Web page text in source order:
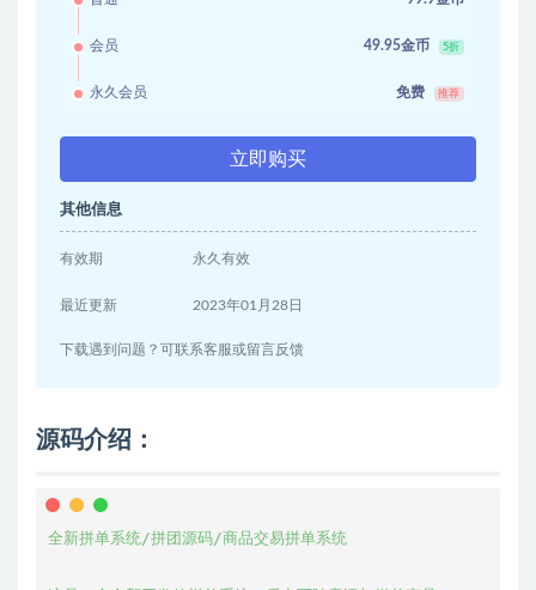
会员 49.95金币 5折
永久会员 免费 推荐
立即购买
其他信息
有效期 永久有效
最近更新 2023年01月28日
下载遇到问题？可联系客服或留言反馈
源码介绍：
全新拼单系统/拼团源码/商品交易拼单系统